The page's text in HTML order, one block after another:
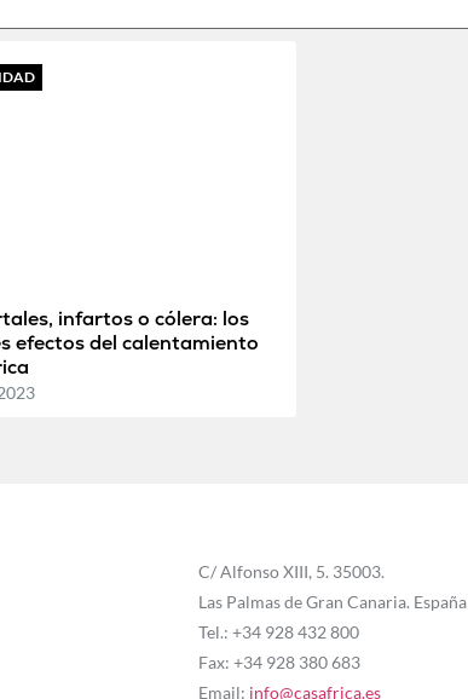
infartos o cólera: los
efectos del calentamiento
C/ Alfonso XIII, 5. 35003.
Las Palmas de Gran Canaria. España
Tel.: +34 928 432 800
Fax: +34 928 380 683
Email: info@casafrica.es